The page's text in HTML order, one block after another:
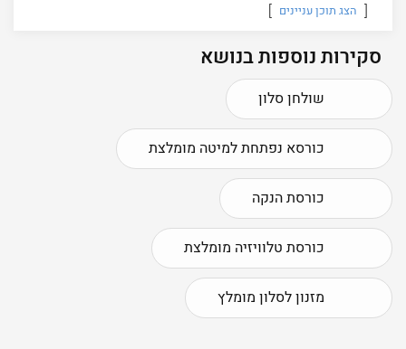
הצג תוכן עניינים
סקירות נוספות בנושא
שולחן סלון
כורסא נפתחת למיטה מומלצת
כורסת הנקה
כורסת טלוויזיה מומלצת
מזנון לסלון מומלץ